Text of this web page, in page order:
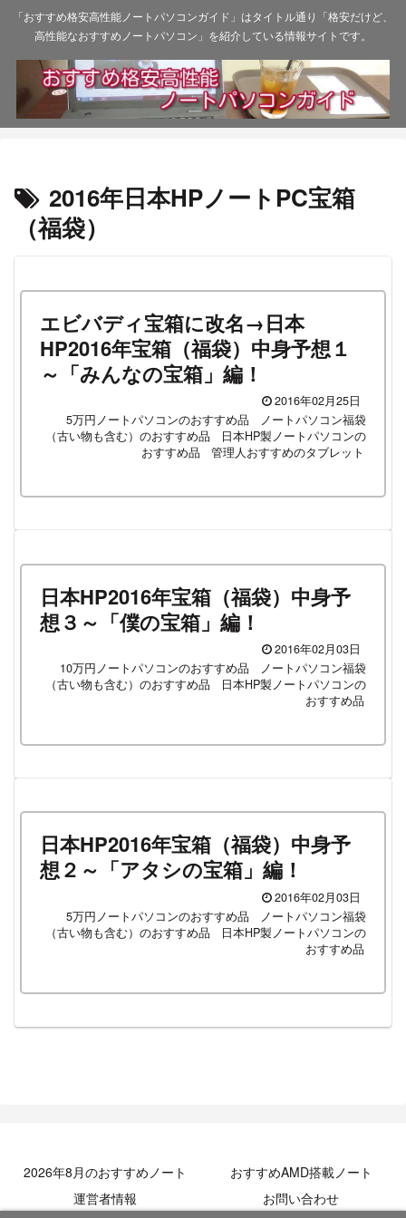
「おすすめ格安高性能ノートパソコンガイド」はタイトル通り「格安だけど、
高性能なおすすめノートパソコン」を紹介している情報サイトです。
2016年日本HPノートPC宝箱
（福袋）
エビバディ宝箱に改名→日本
HP2016年宝箱（福袋）中身予想１
～「みんなの宝箱」編！
2016年02月25日
5万円ノートパソコンのおすすめ品
ノートパソコン福袋
（古い物も含む）のおすすめ品
日本HP製ノートパソコンの
おすすめ品
管理人おすすめのタブレット
日本HP2016年宝箱（福袋）中身予
想３～「僕の宝箱」編！
2016年02月03日
10万円ノートパソコンのおすすめ品
ノートパソコン福袋
（古い物も含む）のおすすめ品
日本HP製ノートパソコンの
おすすめ品
日本HP2016年宝箱（福袋）中身予
想２～「アタシの宝箱」編！
2016年02月03日
5万円ノートパソコンのおすすめ品
ノートパソコン福袋
（古い物も含む）のおすすめ品
日本HP製ノートパソコンの
おすすめ品
2026年8月のおすすめノート
おすすめAMD搭載ノート
運営者情報
お問い合わせ